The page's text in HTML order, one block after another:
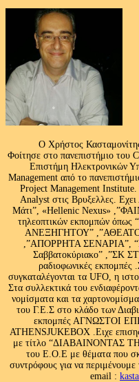
Ο Χρήστος
Φοίτησε στο πανεπιστήμιο του
Επιστήμη Ηλεκτρονικών
Management από το
Project Management Institute.
Analyst στις Βρυξελλες.
Μάτι”, «Hellenic Nexus»
τηλεοπτικών εκπομπών
ΑΝΕΞΗΓΗΤΟΥ”
,”ΑΠΟΡΡΗΤΑ ΣΕΝΑΡΙΑ”,
Σαββατοκύριακο” ,”ΣΚ
ραδιοφωνικές εκπομπές
συγκαταλέγονται τα UFO, η
Στα συλλεκτικά του
νομίσματα και τα
του Γ.Ε.Σ στο κλάδο των
εκπομπές ΑΓΝΩΣΤΟΙ
ATHENSJUKEBOX .Ειχε
με τίτλο “ΔΙΑΒΑΙΝΟΝΤΑΣ
του Ε.Ο.Ε με θέματα που
συντρόφους για να
email :